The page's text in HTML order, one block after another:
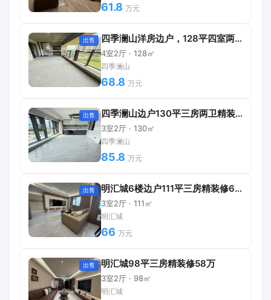
61.8 万元
出售 四季澜山洋房边户，128平四室两厅68.8万
4室2厅 · 128㎡
四季澜山
68.8 万元
出售 四季澜山边户130平三房两卫精装修
3室2厅 · 130㎡
四季澜山
85.8 万元
出售 明汇城6楼边户111平三房精装修66万
3室2厅 · 111㎡
明汇城
66 万元
出售 明汇城98平三房精装修58万
3室2厅 · 98㎡
明汇城